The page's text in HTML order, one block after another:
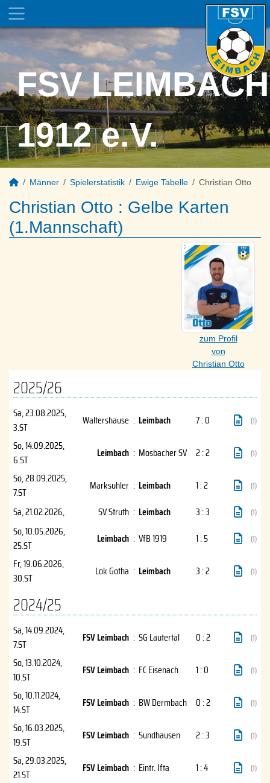
FSV LEIMBACH
1912 e.V.
Männer Spielerstatistik Ewige Tabelle Christian Otto
Christian Otto : Gelbe Karten
(1.Mannschaft)
zum Profil
von
Christian Otto
2025/26
Sa, 23.08.2025,
3.ST
Waltershause : Leimbach 7 : 0 (1)
So, 14.09.2025,
6.ST
Leimbach : Mosbacher SV 2 : 2 (1)
So, 28.09.2025,
7.ST
Marksuhler : Leimbach 1 : 2 (1)
Sa, 21.02.2026, SV Struth : Leimbach 3 : 3 (1)
So, 10.05.2026,
25.ST
Leimbach : VfB 1919 1 : 5 (1)
Fr, 19.06.2026,
30.ST
Lok Gotha : Leimbach 3 : 2 (1)
2024/25
Sa, 14.09.2024,
7.ST
FSV Leimbach : SG Lautertal 0 : 2 (1)
So, 13.10.2024,
10.ST
FSV Leimbach : FC Eisenach 1 : 0 (1)
So, 10.11.2024,
14.ST
FSV Leimbach : BW Dermbach 0 : 2 (1)
So, 16.03.2025,
19.ST
FSV Leimbach : Sundhausen 2 : 3 (1)
Sa, 29.03.2025,
21.ST
FSV Leimbach : Eintr. Ifta 1 : 4 (1)